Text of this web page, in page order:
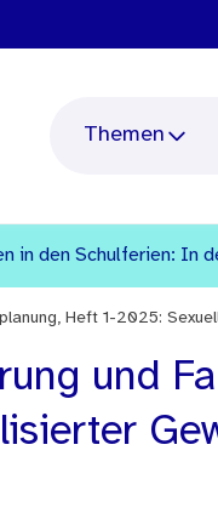
Themen
in den Schulferien: In
Heft 1-2025:
und